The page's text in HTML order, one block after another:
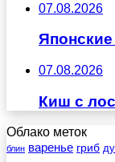
07.08.2026
07.08.2026
Киш с
Облако меток
блин варенье гриб